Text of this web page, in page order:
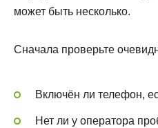
может быть несколько.
Сначала проверьте
Включён ли телефон,
Нет ли у оператора